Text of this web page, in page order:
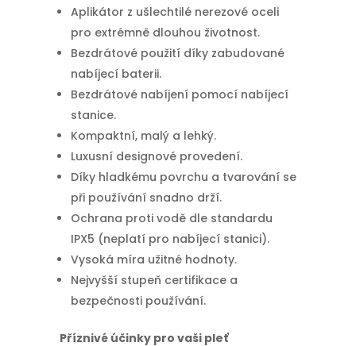
Aplikátor z ušlechtilé nerezové oceli
pro extrémně dlouhou životnost.
Bezdrátové použití díky zabudované
nabíjecí baterii.
Bezdrátové nabíjení pomocí nabíjecí
stanice.
Kompaktní, malý a lehký.
Luxusní designové provedení.
Díky hladkému povrchu a tvarování se
při používání snadno drží.
Ochrana proti vodě dle standardu
IPX5 (neplatí pro nabíjecí stanici).
Vysoká míra užitné hodnoty.
Nejvyšší stupeň certifikace a
bezpečnosti používání.
Příznivé účinky pro vaši pleť